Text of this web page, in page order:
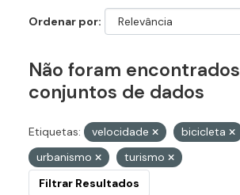
Ordenar por
Não foram encontrados
conjuntos de dados
Etiquetas: velocidade bicicleta
urbanismo
turismo
Filtrar Resultados